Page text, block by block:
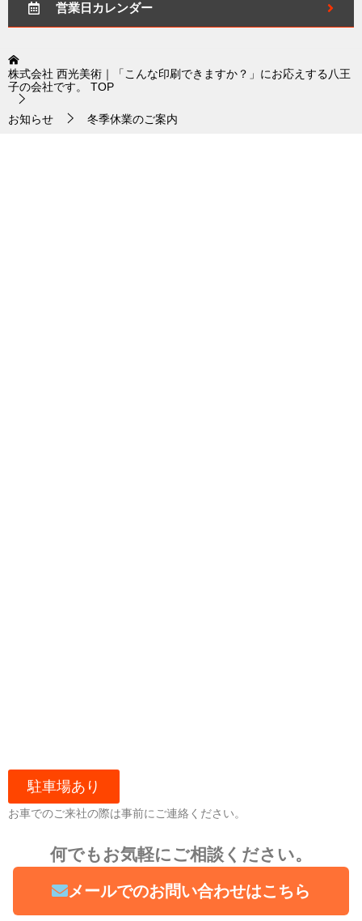
営業日カレンダー
株式会社 西光美術｜「こんな印刷できますか？」にお応えする八王
子の会社です。
TOP
お知らせ 冬季休業のご案内
駐車場あり
お車でのご来社の際は事前にご連絡ください。
何でもお気軽にご相談ください。
メールでのお問い合わせはこちら